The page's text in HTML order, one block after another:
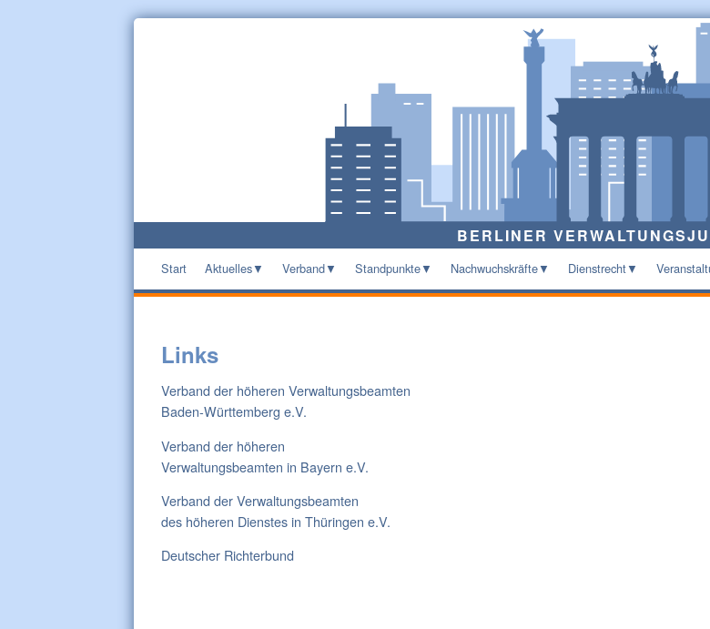
BERLINER
Start Aktuelles Verband Standpunkte Nachwuchskräfte Dienstrecht
Links
Verband der höheren Verwaltungsbeamten
Baden-Württemberg e.V.
Verband der höheren
Verwaltungsbeamten in Bayern e.V.
Verband der Verwaltungsbeamten
des höheren Dienstes in Thüringen e.V.
Deutscher Richterbund